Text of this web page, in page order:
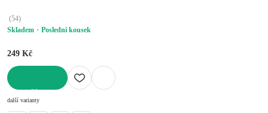
(54)
Skladem
Poslední kousek
249 Kč
další varianty